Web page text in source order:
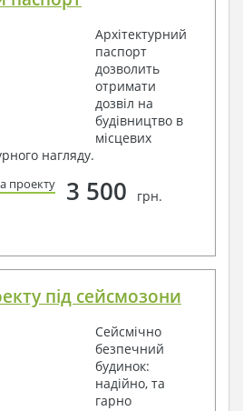
Архітектурний
паспорт
дозволить
отримати
дозвіл на
будівництво в
місцевих
нагляду.
проекту 3 500 грн.
під сейсмозони
Сейсмічно
безпечний
будинок:
надійно, та
гарно